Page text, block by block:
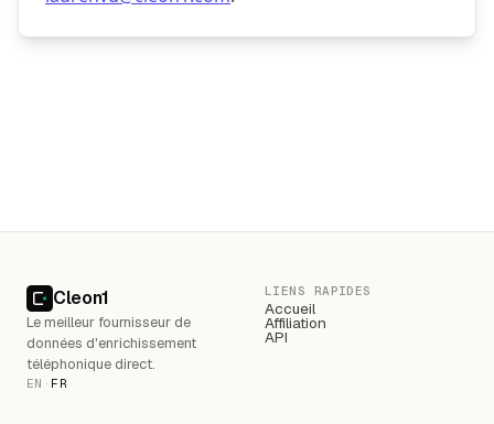
Cleon1
Le meilleur fournisseur de
données d'enrichissement
téléphonique direct.
EN · FR
LIENS RAPIDES
Accueil
Affiliation
API